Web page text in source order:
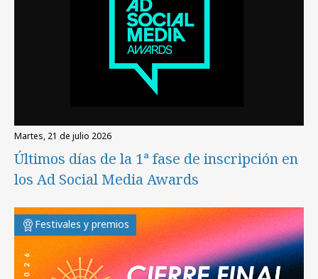
martes, 21 de julio 2026
Últimos días de la 1ª fase de inscripción en
los Ad Social Media Awards
Festivales y premios